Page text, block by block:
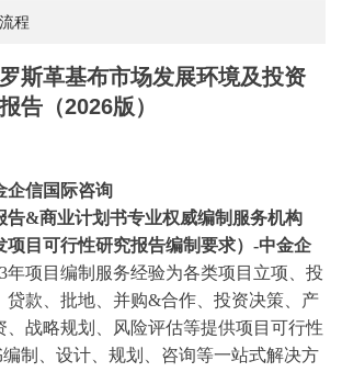
程
斯革基布市场发展环境及投资
告（2026版）
企信国际咨询
告&商业计划书专业权威编制服务机构
项目可行性研究报告编制要求）-中金企
年项目编制服务经验为各类项目立项、投
贷款、批地、并购&合作、投资决策、产
、战略规划、风险评估等提供项目可行性
制、设计、规划、咨询等一站式解决方